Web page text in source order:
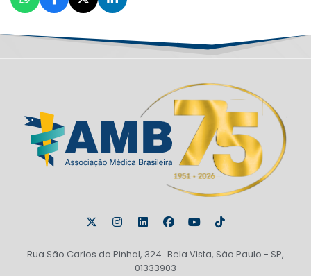
Rua São Carlos do Pinhal, 324 Bela Vista, São Paulo - SP,
01333903